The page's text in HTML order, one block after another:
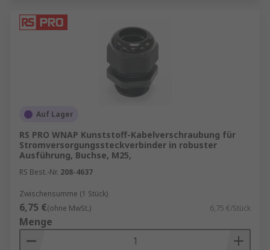
Auf Lager
RS PRO WNAP Kunststoff-Kabelverschraubung für
Stromversorgungssteckverbinder in robuster
Ausführung, Buchse, M25,
RS Best.-Nr. 208-4637
Zwischensumme (1 Stück)
6,75 €(ohne MwSt.) 6,75 €/Stück
Menge